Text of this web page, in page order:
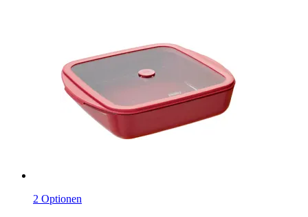
2 Optionen